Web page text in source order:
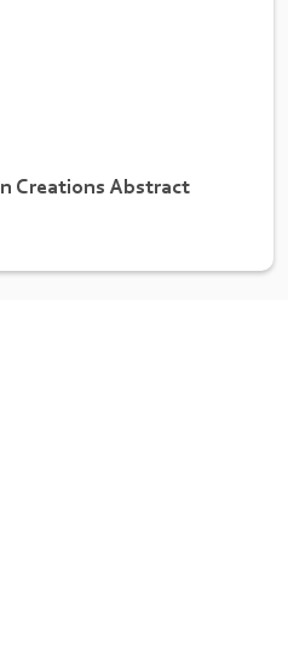
Creations Abstract